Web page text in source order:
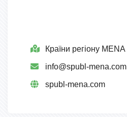
Країни регіону MENA
info@spubl-mena.com
spubl-mena.com